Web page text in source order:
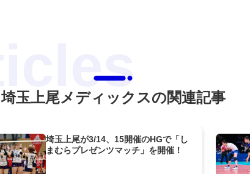
埼玉上尾メディックスの関連記事
埼玉上尾が3/14、15開催のHGで「し
まむらプレゼンツマッチ」を開催！